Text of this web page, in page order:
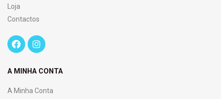
Loja
Contactos
A MINHA CONTA
A Minha Conta